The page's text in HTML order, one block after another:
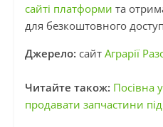
сайті платформи та
для безкоштовного
Джерело: сайт Аграрії
Читайте також: Посівна
продавати запчастини